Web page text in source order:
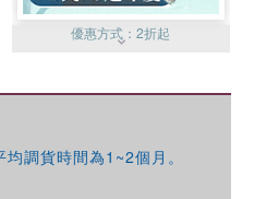
優惠方式：2折起
調貨時間為1~2個月。